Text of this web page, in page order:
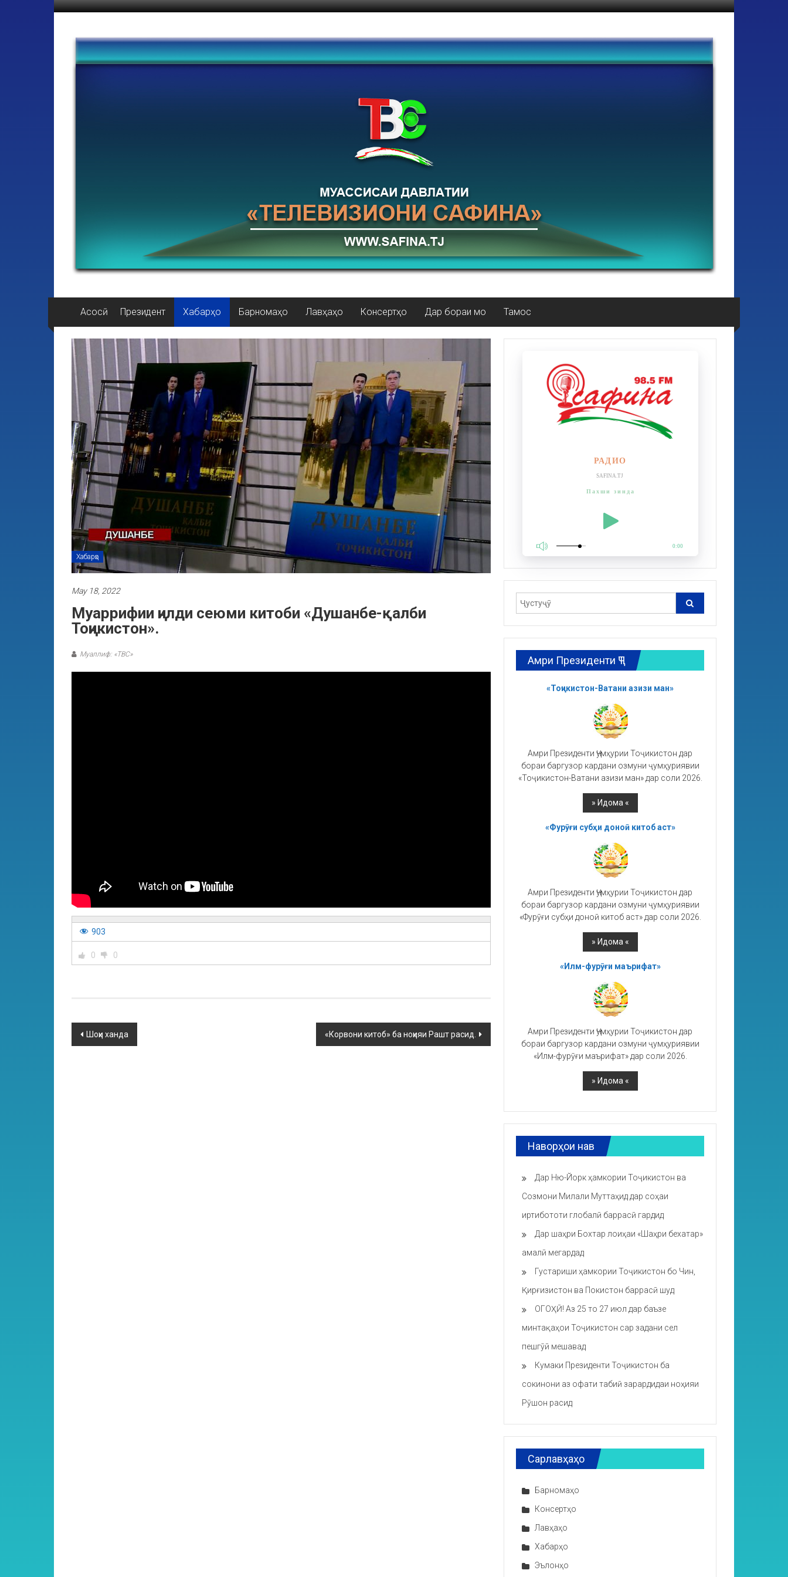
Асосӣ Президент Хабарҳо Барномаҳо Лавҳаҳо Консертҳо Дар бораи мо Тамос
Хабарҳо
May 18, 2022
Муаррифии ҷилди сеюми китоби «Душанбе-қалби
Тоҷикистон».
Муаллиф: «ТВС»
903
0 0
Шоҳи ханда «Корвони китоб» ба ноҳияи Рашт расид.
РАДИО
SAFINA.TJ
Пахши зинда
0:00
Амри Президенти ҶТ
«Тоҷикистон-Ватани азизи ман»
Амри Президенти Ҷумҳурии Тоҷикистон дар
бораи баргузор кардани озмуни ҷумҳуриявии
«Тоҷикистон-Ватани азизи ман» дар соли 2026.
«Фурӯғи субҳи доноӣ китоб аст»
Амри Президенти Ҷумҳурии Тоҷикистон дар
бораи баргузор кардани озмуни ҷумҳуриявии
«Фурӯғи субҳи доноӣ китоб аст» дар соли 2026.
«Илм-фурӯғи маърифат»
Амри Президенти Ҷумҳурии Тоҷикистон дар
бораи баргузор кардани озмуни ҷумҳуриявии
«Илм-фурӯғи маърифат» дар соли 2026.
Наворҳои нав
Дар Ню-Йорк ҳамкории Тоҷикистон ва
Созмони Милали Муттаҳид дар соҳаи
иртибототи глобалӣ баррасӣ гардид
Дар шаҳри Бохтар лоиҳаи «Шаҳри бехатар»
амалӣ мегардад
Густариши ҳамкории Тоҷикистон бо Чин,
Қирғизистон ва Покистон баррасӣ шуд
ОГОҲӢ! Аз 25 то 27 июл дар баъзе
минтақаҳои Тоҷикистон сар задани сел
пешгӯӣ мешавад
Кумаки Президенти Тоҷикистон ба
сокинони аз офати табиӣ зарардидаи ноҳияи
Рӯшон расид
Сарлавҳаҳо
Барномаҳо
Консертҳо
Лавҳаҳо
Хабарҳо
Эълонҳо